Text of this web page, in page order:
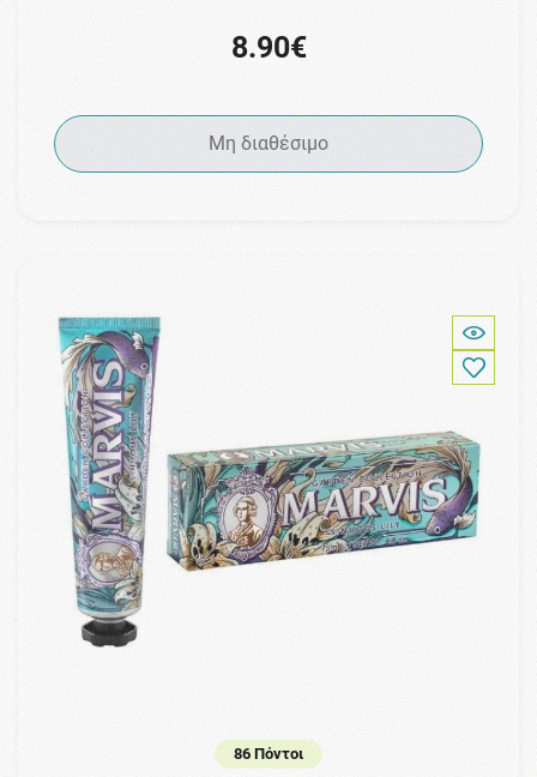
8.90€
Μη διαθέσιμο
86 Πόντοι